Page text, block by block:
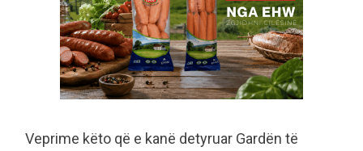
Veprime këto që e kanë detyruar Gardën të